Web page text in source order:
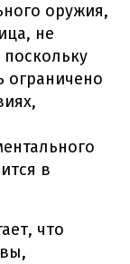
оружия,
не
ограничено
в
что